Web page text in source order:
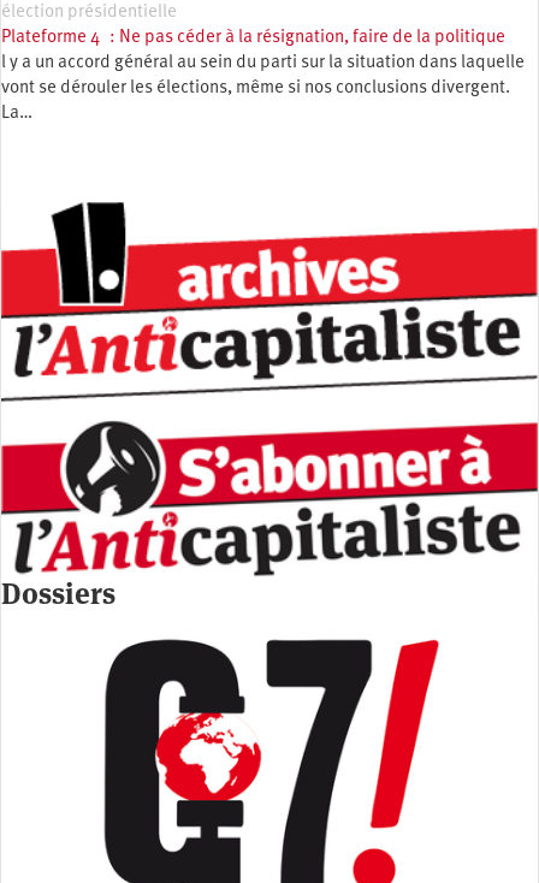
élection présidentielle
Plateforme 4 : Ne pas céder à la résignation, faire de la politique
l y a un accord général au sein du parti sur la situation dans laquelle
vont se dérouler les élections, même si nos conclusions divergent.
La…
Dossiers